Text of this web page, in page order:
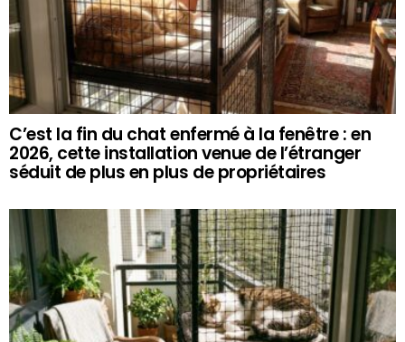
C’est la fin du chat enfermé à la fenêtre : en
2026, cette installation venue de l’étranger
séduit de plus en plus de propriétaires